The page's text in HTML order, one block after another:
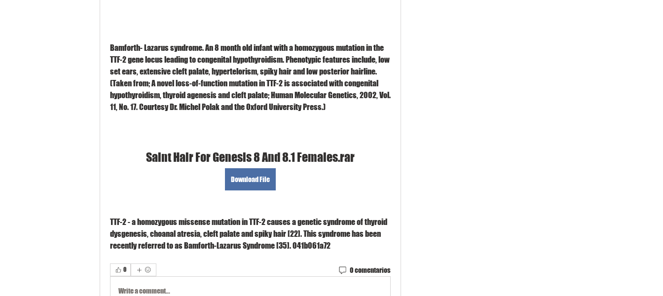
Bamforth- Lazarus syndrome. An 8 month old infant with a homozygous mutation in the
TTF-2 gene locus leading to congenital hypothyroidism. Phenotypic features include, low
set ears, extensive cleft palate, hypertelorism, spiky hair and low posterior hairline.
(Taken from; A novel loss-of-function mutation in TTF-2 is associated with congenital
hypothyroidism, thyroid agenesis and cleft palate; Human Molecular Genetics, 2002, Vol.
11, No. 17. Courtesy Dr. Michel Polak and the Oxford University Press.)
Saint Hair For Genesis 8 And 8.1 Females.rar
Download File
TTF-2 - a homozygous missense mutation in TTF-2 causes a genetic syndrome of thyroid
dysgenesis, choanal atresia, cleft palate and spiky hair [22]. This syndrome has been
recently referred to as Bamforth-Lazarus Syndrome [35]. 041b061a72
0 0 comentarios
Write a comment...